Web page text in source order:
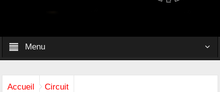
Menu
Accueil Circuit